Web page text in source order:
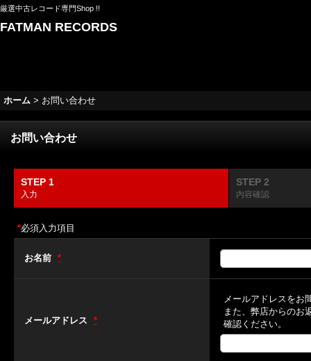
厳選中古レコード専門Shop !!
FATMAN RECORDS
ホーム > お問い合わせ
お問い合わせ
STEP 1
入力
STEP 2
内容確認
*必須入力項目
お名前 *
メールアドレス *
メールアドレスをお
また、弊店からのお
確認ください。